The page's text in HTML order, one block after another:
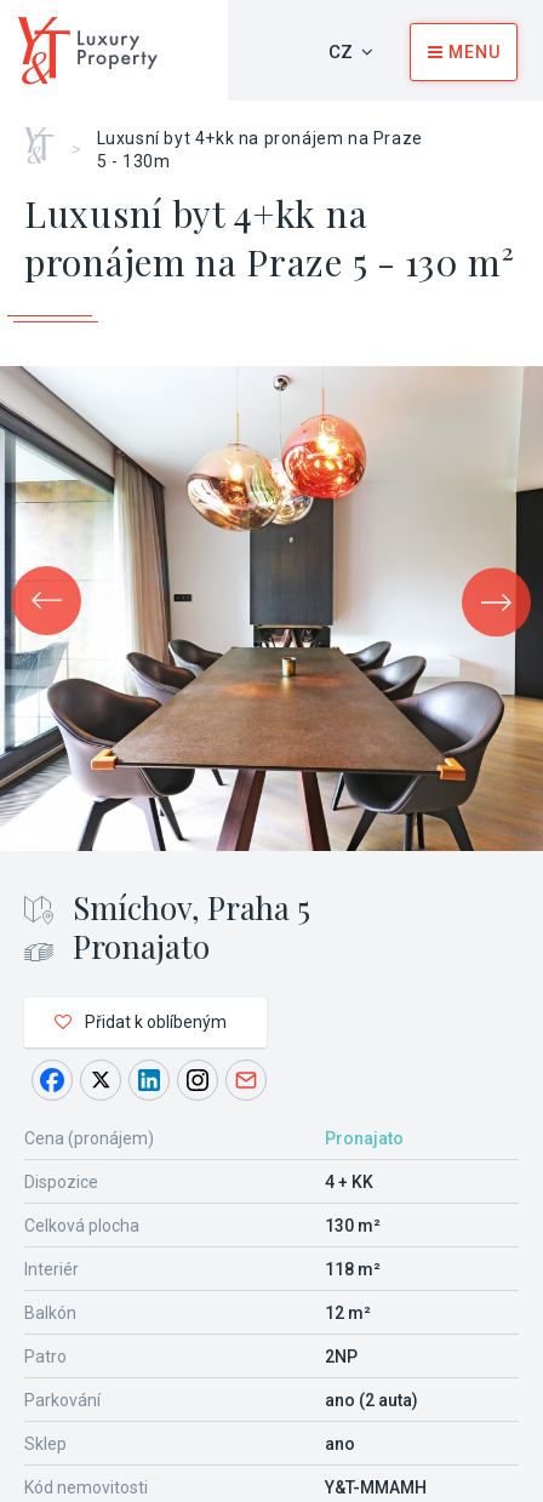
CZ MENU
Home
>
Luxusní byt 4+kk na pronájem na Praze
5 - 130m
Luxusní byt 4+kk na
pronájem na Praze 5 - 130 m²
Smíchov, Praha 5
Pronajato
Přidat k oblíbeným
Cena (pronájem) Pronajato
Dispozice 4 + KK
Celková plocha 130 m²
Interiér 118 m²
Balkón 12 m²
Patro 2NP
Parkování ano (2 auta)
Sklep ano
Kód nemovitosti Y&T-MMAMH